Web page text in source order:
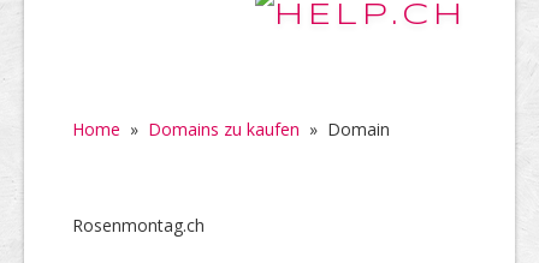
Home » Domains zu kaufen » Domain
Rosenmontag.ch